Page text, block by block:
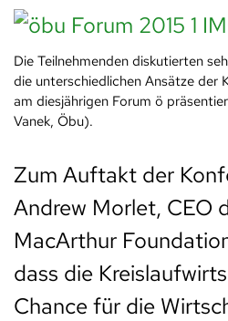
Die Teilnehmenden diskutierten
die unterschiedlichen Ansätze der
am diesjährigen Forum ö
Vanek, Öbu).
Zum Auftakt der
Andrew Morlet, CEO
MacArthur
dass die
Chance für die